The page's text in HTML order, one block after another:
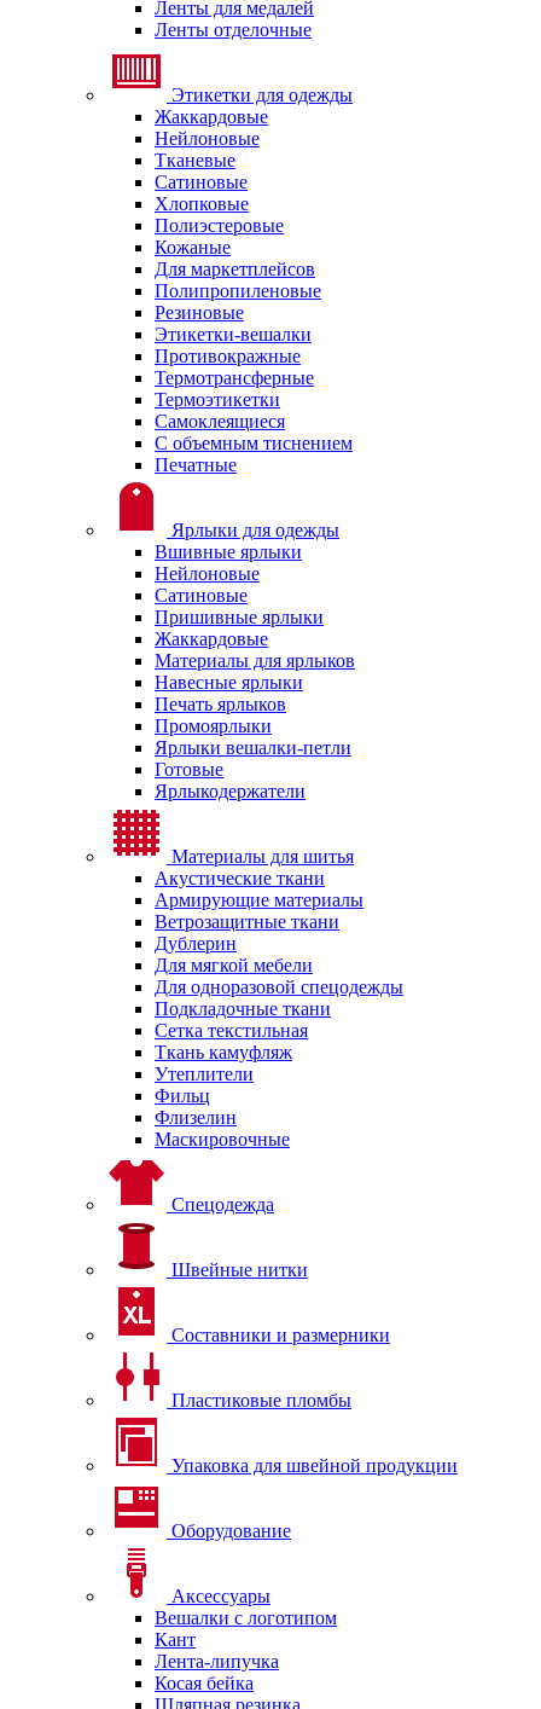
Ленты для медалей
Ленты отделочные
Этикетки для одежды
Жаккардовые
Нейлоновые
Тканевые
Сатиновые
Хлопковые
Полиэстеровые
Кожаные
Для маркетплейсов
Полипропиленовые
Резиновые
Этикетки-вешалки
Противокражные
Термотрансферные
Термоэтикетки
Самоклеящиеся
С объемным тиснением
Печатные
Ярлыки для одежды
Вшивные ярлыки
Нейлоновые
Сатиновые
Пришивные ярлыки
Жаккардовые
Материалы для ярлыков
Навесные ярлыки
Печать ярлыков
Промоярлыки
Ярлыки вешалки-петли
Готовые
Ярлыкодержатели
Материалы для шитья
Акустические ткани
Армирующие материалы
Ветрозащитные ткани
Дублерин
Для мягкой мебели
Для одноразовой спецодежды
Подкладочные ткани
Сетка текстильная
Ткань камуфляж
Утеплители
Фильц
Флизелин
Маскировочные
Спецодежда
Швейные нитки
Составники и размерники
Пластиковые пломбы
Упаковка для швейной продукции
Оборудование
Аксессуары
Вешалки с логотипом
Кант
Лента-липучка
Косая бейка
Шляпная резинка